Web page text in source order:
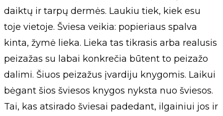
daiktų ir tarpų dermės. Laukiu tiek, kiek esu
toje vietoje. Šviesa veikia: popieriaus spalva
kinta, žymė lieka. Lieka tas tikrasis arba realusis
peizažas su labai konkrečia būtent to peizažo
dalimi. Šiuos peizažus įvardiju knygomis. Laikui
bėgant šios šviesos knygos nyksta nuo šviesos.
Tai, kas atsirado šviesai padedant, ilgainiui jos ir